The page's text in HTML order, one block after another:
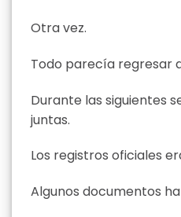
Otra vez.
Todo parecía regresar
Durante las siguientes
juntas.
Los registros oficiales
Algunos documentos